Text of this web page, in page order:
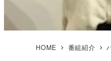
HOME 番組紹介